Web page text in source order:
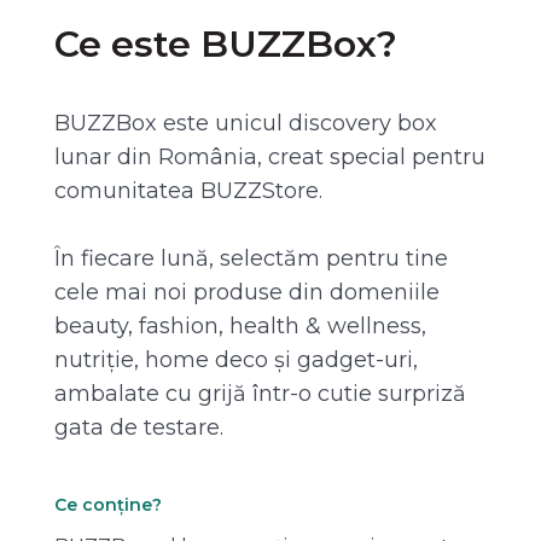
Ce este BUZZBox?
BUZZBox este unicul discovery box
lunar din România, creat special pentru
comunitatea BUZZStore.
În fiecare lună, selectăm pentru tine
cele mai noi produse din domeniile
beauty, fashion, health & wellness,
nutriție, home deco și gadget-uri,
ambalate cu grijă într-o cutie surpriză
gata de testare.
Ce conține?